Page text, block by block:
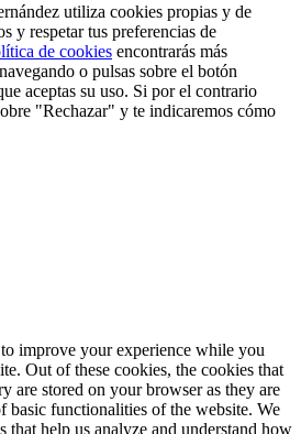
utiliza cookies propias y de
y respetar tus preferencias de
de cookies encontrarás más
o pulsas sobre el botón
aceptas su uso. Si por el contrario
"Rechazar" y te indicaremos cómo
improve your experience while you
Out of these cookies, the cookies that
are stored on your browser as they are
basic functionalities of the website. We
that help us analyze and understand how